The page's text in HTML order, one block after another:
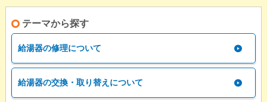
テーマから探す
給湯器の修理について
給湯器の交換・取り替えについて